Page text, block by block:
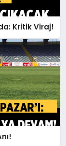
Kritik Viraj!